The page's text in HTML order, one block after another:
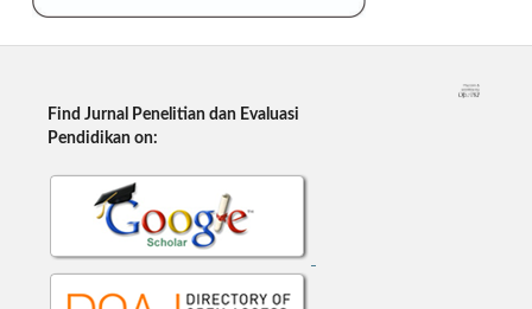
Find Jurnal Penelitian dan Evaluasi
Pendidikan on: